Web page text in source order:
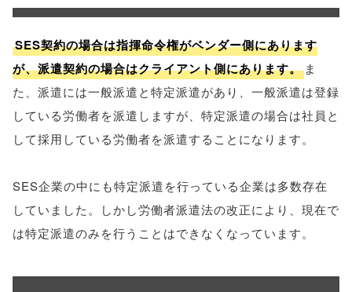
SES契約の場合は指揮命令権がベンダー側にあります
が、派遣契約の場合はクライアント側にあります。 ま
た、派遣には一般派遣と特定派遣があり、一般派遣は登録
している労働者を派遣しますが、特定派遣の場合は社員と
して採用している労働者を派遣することになります。
SES企業の中にも特定派遣を行っている企業は多数存在
していました。しかし労働者派遣法の改正により、現在で
は特定派遣のみを行うことはできなくなっています。